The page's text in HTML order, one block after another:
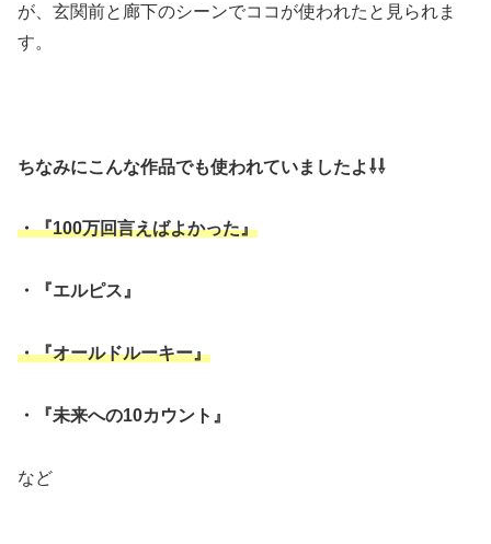
が、玄関前と廊下のシーンでココが使われたと見られま
す。
ちなみにこんな作品でも使われていましたよ⇩⇩
・『100万回言えばよかった』
・『エルピス』
・『オールドルーキー』
・『未来への10カウント』
など